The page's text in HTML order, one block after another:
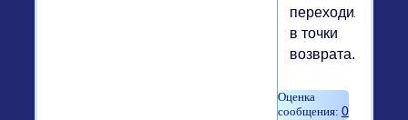
переходили
в точки
возврата.)))
0